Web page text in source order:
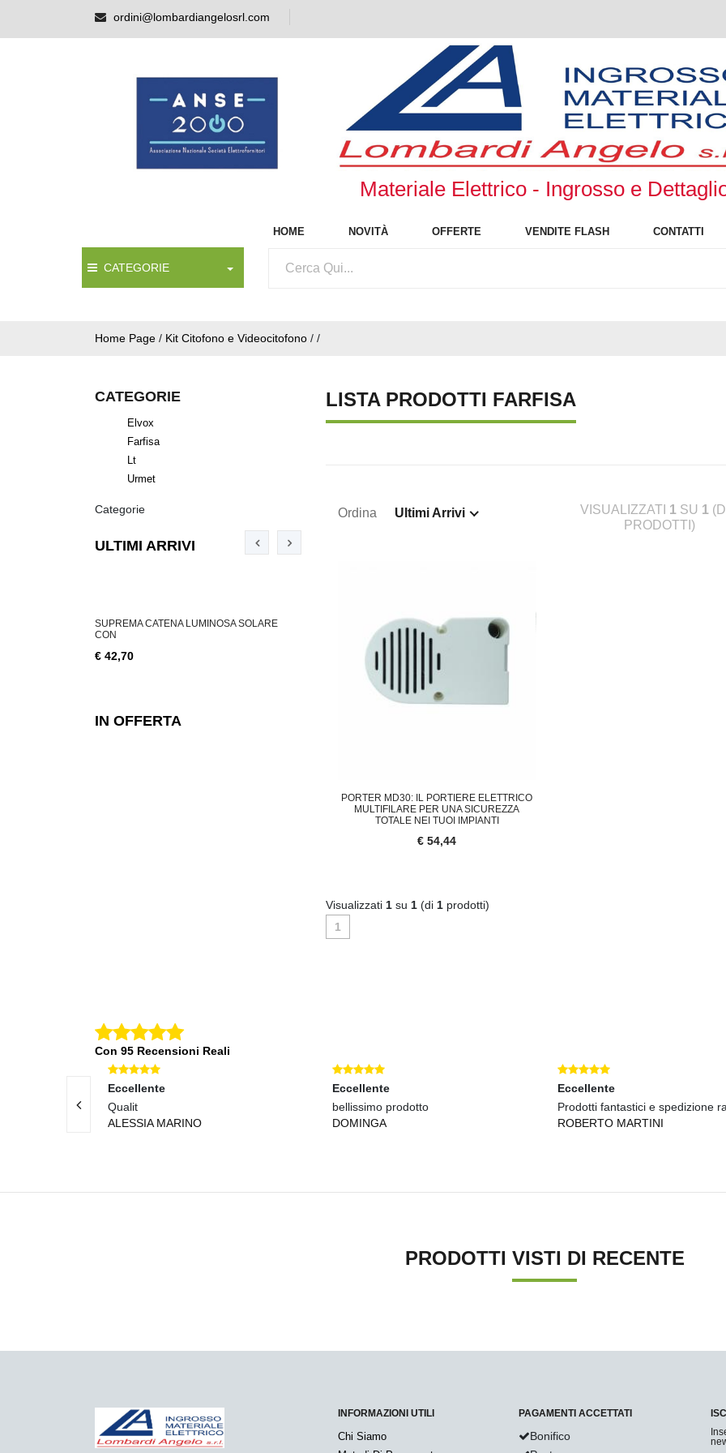
ordini@lombardiangelosrl.com
Materiale Elettrico - Ingrosso e
HOME NOVITÀ OFFERTE VENDITE FLASH CONTATTI
CATEGORIE
Home Page / Kit Citofono e Videocitofono / /
CATEGORIE
Elvox
Farfisa
Lt
Urmet
Categorie
ULTIMI ARRIVI
SUPREMA CATENA LUMINOSA SOLARE
CON
€ 42,70
SUPREMA CATENA LUMINOSA SOLARE, 10 SUPREMA CATENA LUMINOSA SOLARE, 20
€ 23,46
IN OFFERTA
LISTA PRODOTTI FARFISA
Ordina Ultimi Arrivi VISUALIZZATI 1 SU 1 (DI
PRODOTTI)
PORTER MD30: IL PORTIERE ELETTRICO
MULTIFILARE PER UNA SICUREZZA
TOTALE NEI TUOI IMPIANTI
€ 54,44
Visualizzati 1 su 1 (di 1 prodotti)
1
Con 95 Recensioni Reali
Eccellente
Qualit
ALESSIA MARINO
Eccellente
bellissimo prodotto
DOMINGA
Eccellente
Prodotti fantastici e spedizione
ROBERTO MARTINI
PRODOTTI VISTI DI RECENTE
INFORMAZIONI UTILI
Chi Siamo
PAGAMENTI ACCETTATI
Bonifico